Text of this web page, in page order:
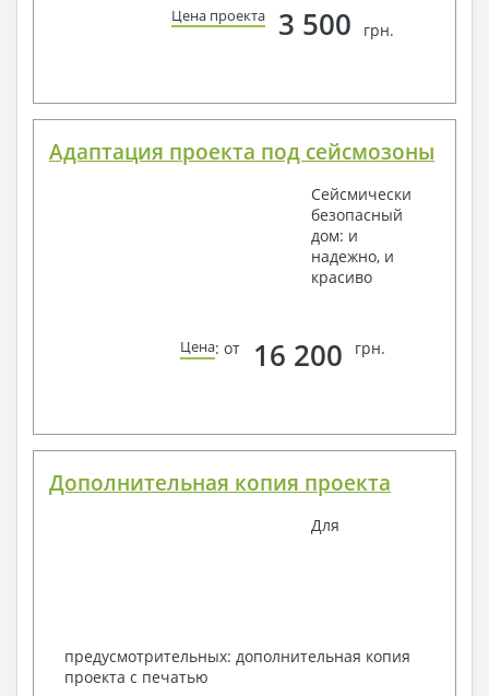
Цена проекта 3 500 грн.
Адаптация проекта под сейсмозоны
Сейсмически
безопасный
дом: и
надежно, и
красиво
Цена: от 16 200 грн.
Дополнительная копия проекта
Для
предусмотрительных: дополнительная копия
проекта с печатью